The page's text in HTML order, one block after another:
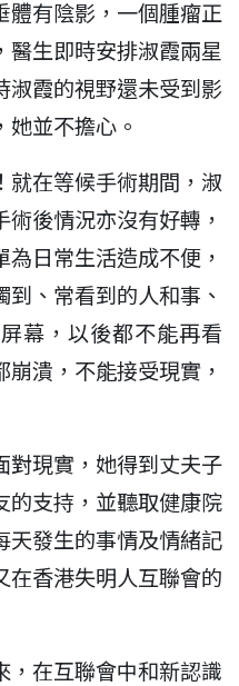
體有陰影，一個腫瘤正
醫生即時安排淑霞兩星
淑霞的視野還未受到影
並不擔心。
就在等候手術期間，淑
後情況亦沒有好轉，
日常生活造成不便，
、常看到的人和事、
幕，以後都不能再看
潰，不能接受現實，
對現實，她得到丈夫子
的支持，並聽取健康院
天發生的事情及情緒記
在香港失明人互聯會的
，在互聯會中和新認識